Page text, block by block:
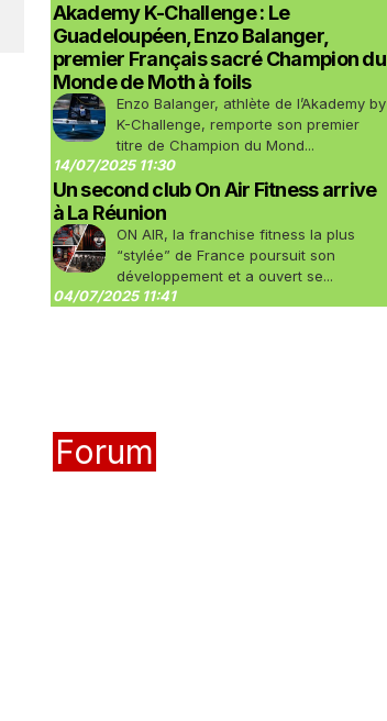
Akademy K-Challenge : Le
Guadeloupéen, Enzo Balanger,
premier Français sacré Champion du
Monde de Moth à foils
Enzo Balanger, athlète de l’Akademy by
K-Challenge, remporte son premier
titre de Champion du Mond...
14/07/2025 11:30
Un second club On Air Fitness arrive
à La Réunion
ON AIR, la franchise fitness la plus
“stylée” de France poursuit son
développement et a ouvert se...
04/07/2025 11:41
Forum